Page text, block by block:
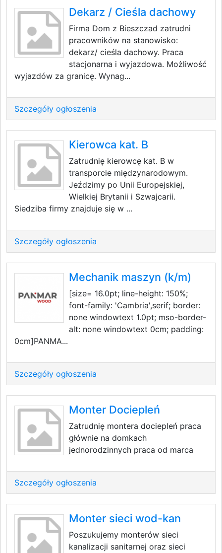
Dekarz / Cieśla dachowy
Firma Dom z Bieszczad zatrudni
pracowników na stanowisko:
dekarz/ cieśla dachowy. Praca
stacjonarna i wyjazdowa. Możliwość
wyjazdów za granicę. Wynag...
Szczegóły ogłoszenia
Kierowca kat. B
Zatrudnię kierowcę kat. B w
transporcie międzynarodowym.
Jeździmy po Unii Europejskiej,
Wielkiej Brytanii i Szwajcarii.
Siedziba firmy znajduje się w ...
Szczegóły ogłoszenia
Mechanik maszyn (k/m)
[size= 16.0pt; line-height: 150%;
font-family: 'Cambria',serif; border:
none windowtext 1.0pt; mso-border-
alt: none windowtext 0cm; padding:
0cm]PANMA...
Szczegóły ogłoszenia
Monter Dociepleń
Zatrudnię montera dociepleń praca
głównie na domkach
jednorodzinnych praca od marca
Szczegóły ogłoszenia
Monter sieci wod-kan
Poszukujemy monterów sieci
kanalizacji sanitarnej oraz sieci